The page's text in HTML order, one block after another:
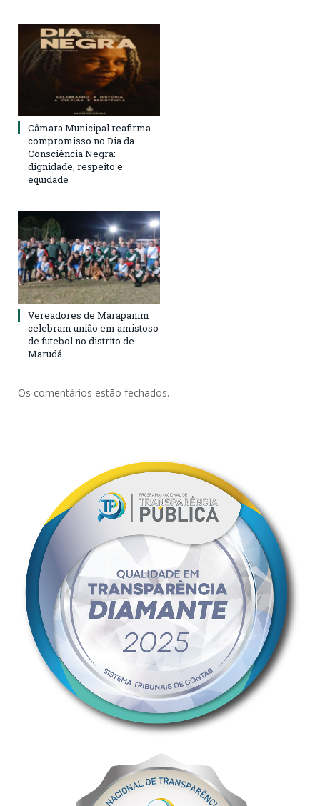
Câmara Municipal reafirma
compromisso no Dia da
Consciência Negra:
dignidade, respeito e
equidade
Vereadores de Marapanim
celebram união em amistoso
de futebol no distrito de
Marudá
Os comentários estão fechados.